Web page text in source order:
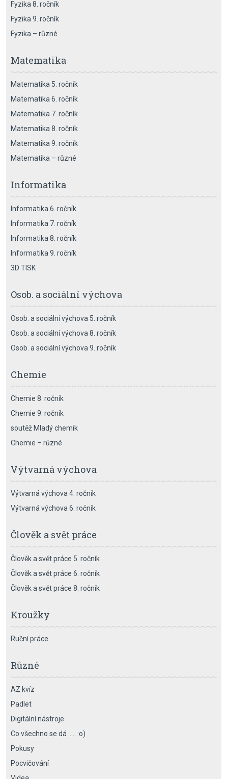
Fyzika 8. ročník
Fyzika 9. ročník
Fyzika – různé
Matematika
Matematika 5. ročník
Matematika 6. ročník
Matematika 7. ročník
Matematika 8. ročník
Matematika 9. ročník
Matematika – různé
Informatika
Informatika 6. ročník
Informatika 7. ročník
Informatika 8. ročník
Informatika 9. ročník
3D TISK
Osob. a sociální výchova
Osob. a sociální výchova 5. ročník
Osob. a sociální výchova 8. ročník
Osob. a sociální výchova 9. ročník
Chemie
Chemie 8. ročník
Chemie 9. ročník
soutěž Mladý chemik
Chemie – různé
Výtvarná výchova
Výtvarná výchova 4. ročník
Výtvarná výchova 6. ročník
Člověk a svět práce
Člověk a svět práce 5. ročník
Člověk a svět práce 6. ročník
Člověk a svět práce 8. ročník
Kroužky
Ruční práce
Různé
AZ kvíz
Padlet
Digitální nástroje
Co všechno se dá ….. :o)
Pokusy
Pocvičování